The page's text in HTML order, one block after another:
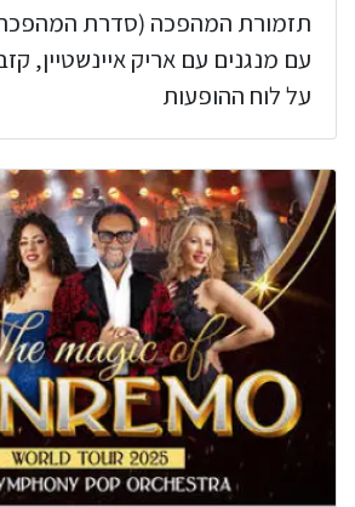
תזמורת המהפכה (סדרת
עם מנגנים עם אריק איינשטיין,
על לוח ההופעות